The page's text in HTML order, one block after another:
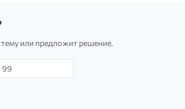
или предложит решение.